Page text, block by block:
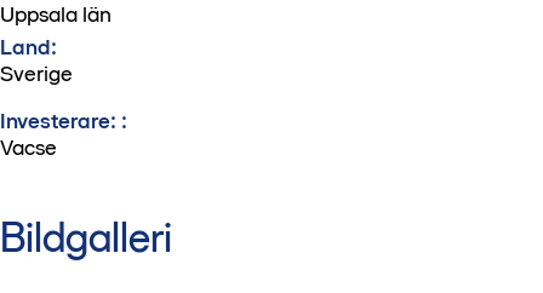
Uppsala län
Land:
Sverige
Investerare: :
Vacse
Bildgalleri